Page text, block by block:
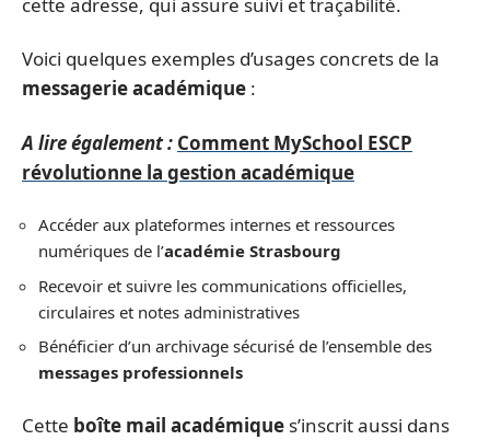
Voici quelques exemples d’usages concrets de la
messagerie académique :
A lire également : Comment MySchool ESCP
révolutionne la gestion académique
Accéder aux plateformes internes et ressources
numériques de l’académie Strasbourg
Recevoir et suivre les communications officielles,
circulaires et notes administratives
Bénéficier d’un archivage sécurisé de l’ensemble des
messages professionnels
Cette boîte mail académique s’inscrit aussi dans